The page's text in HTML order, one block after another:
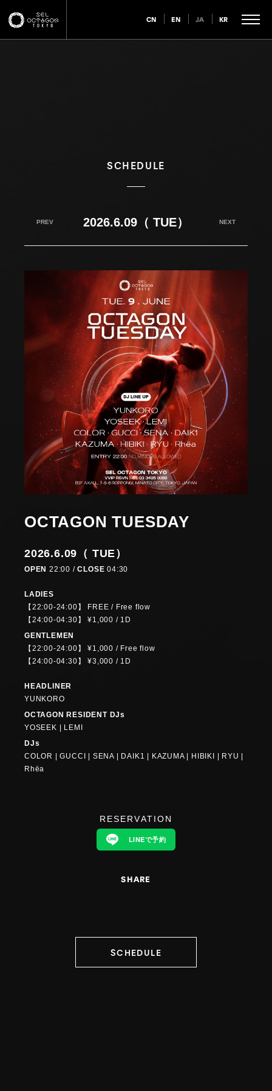
CN EN JA KR
SCHEDULE
PREV 2026.6.09（ TUE） NEXT
OCTAGON TUESDAY
2026.6.09（ TUE）
OPEN 22:00 /CLOSE 04:30
LADIES
【22:00-24:00】 FREE / Free flow
【24:00-04:30】 ¥1,000 / 1D
GENTLEMEN
【22:00-24:00】 ¥1,000 / Free flow
【24:00-04:30】 ¥3,000 / 1D
HEADLINER
YUNKORO
OCTAGON RESIDENT DJs
YOSEEK | LEMI
DJs
COLOR | GUCCI | SENA | DAIK1 | KAZUMA | HIBIKI | RYU |
Rhëa
RESERVATION
LINEで予約
SHARE
SCHEDULE